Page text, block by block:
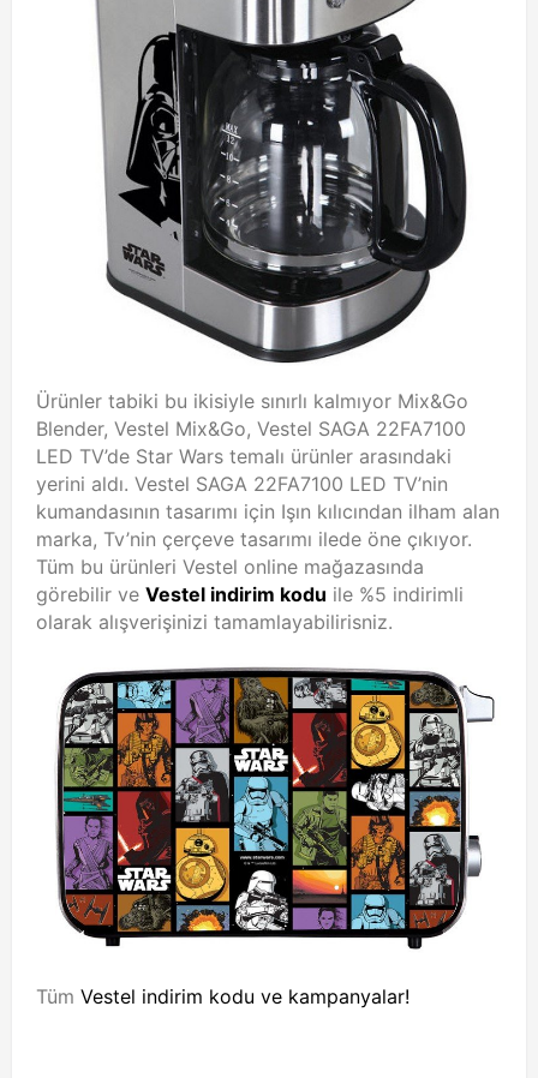
Ürünler tabiki bu ikisiyle sınırlı kalmıyor Mix&Go
Blender, Vestel Mix&Go, Vestel SAGA 22FA7100
LED TV’de Star Wars temalı ürünler arasındaki
yerini aldı. Vestel SAGA 22FA7100 LED TV’nin
kumandasının tasarımı için Işın kılıcından ilham alan
marka, Tv’nin çerçeve tasarımı ilede öne çıkıyor.
Tüm bu ürünleri Vestel online mağazasında
görebilir ve Vestel indirim kodu ile %5 indirimli
olarak alışverişinizi tamamlayabilirisniz.
Tüm Vestel indirim kodu ve kampanyalar!